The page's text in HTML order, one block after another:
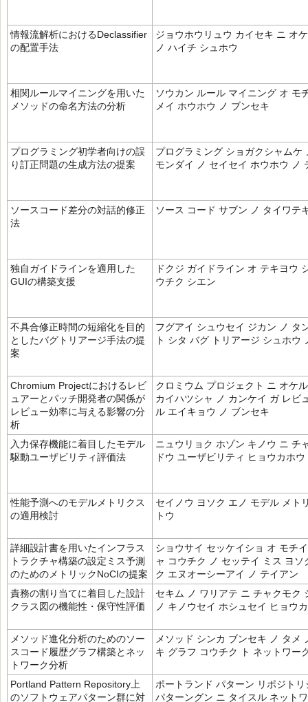
情報流解析におけるDeclassifier
の配置手法
ジョウホウリュウ カイセキ ニ オ
ノ ハイチ シュホウ
相関ルールマイニングを用いた
メソッドの命名方法の分析
ソウカン ルール マイニング オ モ
メイ ホウホウ ノ ブンセキ
プログラミング初学者向けの誤
り訂正問題の生成方法の提案
プログラミング ショガクシャムケ
モンダイ ノ セイセイ ホウホウ ノ
ソースコード差分の対話的修正
法
ソース コード サブン ノ タイワテ
独自ガイドラインを適用した
GUIの構築支援
ドクジ ガイドライン オ テキヨウ
ウチク シエン
不具合修正時間の短縮化を目的
としたバグトリアージ手法の提
案
フグアイ シュウセイ ジカン ノ タ
ト シタ バグ トリアージ シュホウ
Chromium Projectにおけるレビ
ュアーとパッチ開発者の関係が
レビュー効率に与える影響の分
析
クロミウム プロジェクト ニ オケ
カイハツシャ ノ カンケイ ガ レビ
ル エイキョウ ノ ブンセキ
入力保存機能に着目したモデル
駆動ユーザビリティ評価法
ニュウリョク ホゾン キノウ ニ チ
ドウ ユーザビリティ ヒョウカホウ
性能予測へのモデルメトリクス
の適用検討
セイノウ ヨソク エノ モデル メト
トウ
詳細設計書を用いたインフラス
トラクチャ構築の設定ミス予測
のためのメトリックNoCIの提案
ショウサイ セッケイショ オ モチ
ャ コウチク ノ セッテイ ミス ヨ
ク エヌオーシーアイ ノ テイアン
責務の割り当てに着目した設計
クラス図の機能性・保守性評価
セキム ノ ワリアテ ニ チャクモク
ノ キノウセイ ホシュセイ ヒョウカ
メソッド進化分析のためのソー
スコード履歴グラフ構築とネッ
トワーク分析
メソッド シンカ ブンセキ ノ タメ
キ グラフ コウチク ト ネットワー
Portland Pattern Repository上
のソフトウェアパターン群に対
ポートランド パターン リポジト
パターングン ニ タイスル ネット